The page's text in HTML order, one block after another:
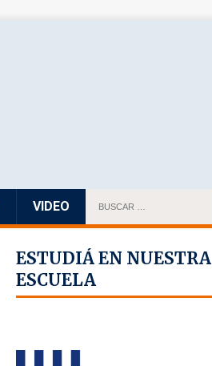
VIDEO
ESTUDIÁ EN NUESTRA
ESCUELA